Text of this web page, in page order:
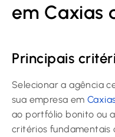
em Caxias
Principais
Selecionar a agência
sua empresa em
ao portfólio bonito ou
critérios fundamentais